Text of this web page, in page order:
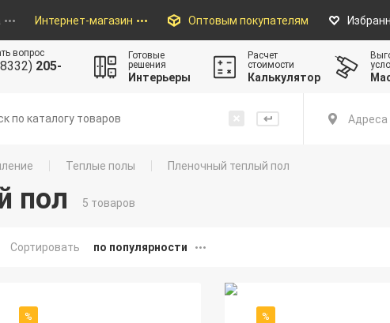
Интернет-магазин Оптовым покупателям
вопрос
205-
Готовые
решения
Интерьеры
Расчет
стоимости
Калькулятор
Адреса
Теплые полы Пленочный теплый пол
пол 5 товаров
Сортировать по популярности
% %